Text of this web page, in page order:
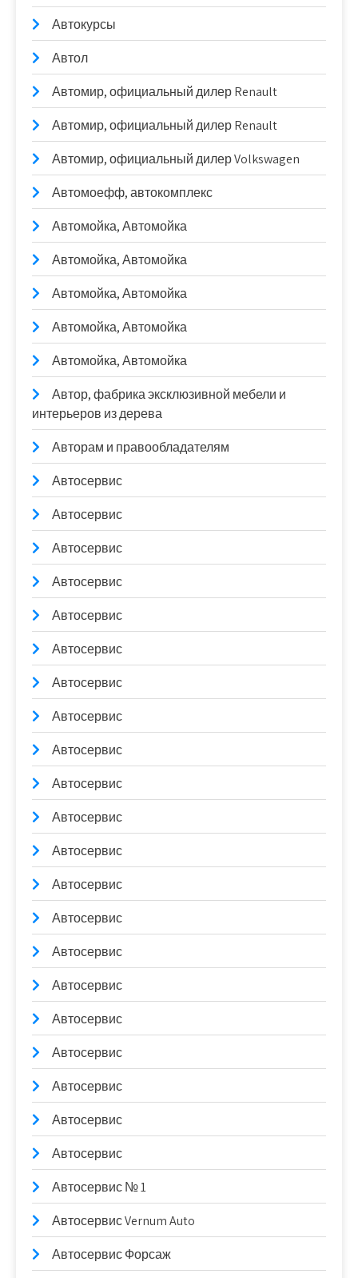
Автокурсы
Автол
Автомир, официальный дилер Renault
Автомир, официальный дилер Renault
Автомир, официальный дилер Volkswagen
Автомоефф, автокомплекс
Автомойка, Автомойка
Автомойка, Автомойка
Автомойка, Автомойка
Автомойка, Автомойка
Автомойка, Автомойка
Автор, фабрика эксклюзивной мебели и
интерьеров из дерева
Авторам и правообладателям
Автосервис
Автосервис
Автосервис
Автосервис
Автосервис
Автосервис
Автосервис
Автосервис
Автосервис
Автосервис
Автосервис
Автосервис
Автосервис
Автосервис
Автосервис
Автосервис
Автосервис
Автосервис
Автосервис
Автосервис
Автосервис
Автосервис № 1
Автосервис Vernum Auto
Автосервис Форсаж